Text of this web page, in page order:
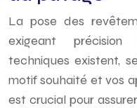
La pose des
exigeant
techniques existent,
motif souhaité et vos
est crucial pour